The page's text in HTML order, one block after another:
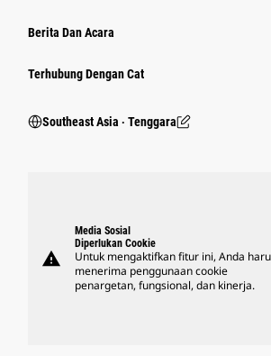
Berita Dan Acara
Terhubung Dengan Cat
Southeast Asia ‧ Tenggara
warning
Media Sosial
Diperlukan Cookie
Untuk mengaktifkan fitur ini, Anda
menerima penggunaan cookie
penargetan, fungsional, dan kinerja.